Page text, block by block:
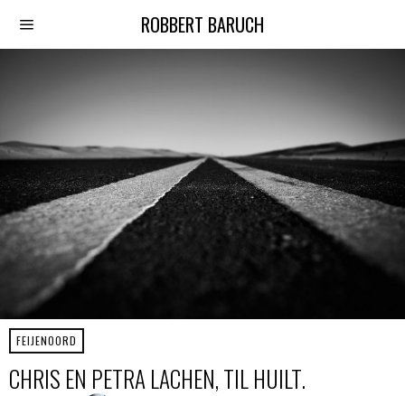
ROBBERT BARUCH
FEIJENOORD
CHRIS EN PETRA LACHEN, TIL HUILT.